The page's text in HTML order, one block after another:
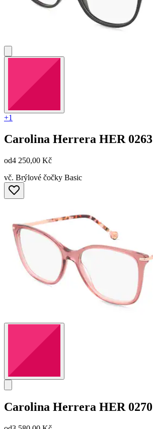
+1
Carolina Herrera HER 0263
od4 250,00 Kč
vč. Brýlové čočky Basic
Carolina Herrera HER 0270